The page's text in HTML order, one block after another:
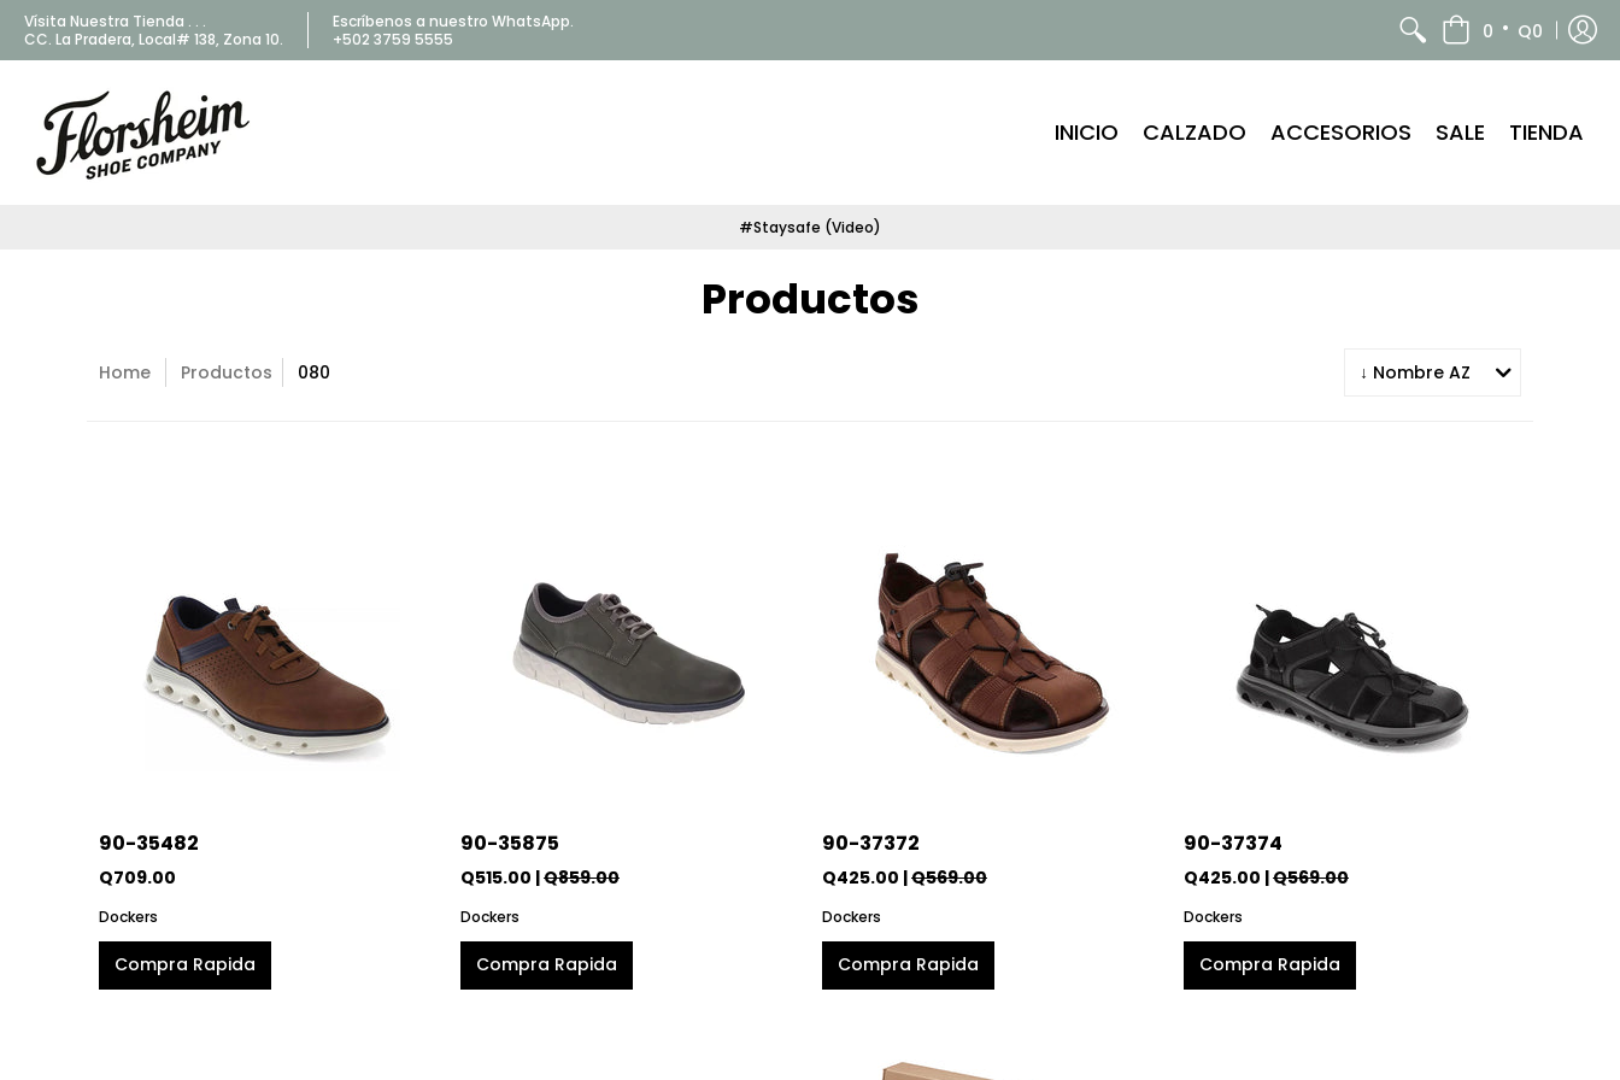
Vísita Nuestra Tienda . . .
CC. La Pradera, Local# 138, Zona 10.
Escríbenos a nuestro WhatsApp.
+502 3759 5555
0 • Q0
INICIO CALZADO ACCESORIOS SALE TIENDA
#Staysafe (Video)
Productos
Home Productos 080
90-35482
Q709.00
Dockers
Compra Rapida
90-35875
Q515.00 |Q859.00
Dockers
Compra Rapida
90-37372
Q425.00 |Q569.00
Dockers
Compra Rapida
90-37374
Q425.00 |Q569.00
Dockers
Compra Rapida